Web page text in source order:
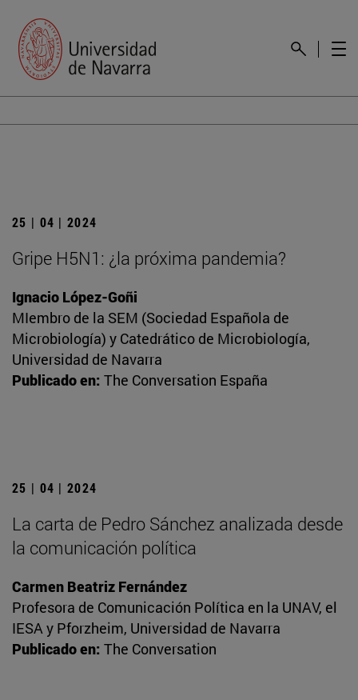
25 | 04 | 2024
Gripe H5N1: ¿la próxima pandemia?
Ignacio López-Goñi
MIembro de la SEM (Sociedad Española de
Microbiología) y Catedrático de Microbiología,
Universidad de Navarra
Publicado en: The Conversation España
25 | 04 | 2024
La carta de Pedro Sánchez analizada desde
la comunicación política
Carmen Beatriz Fernández
Profesora de Comunicación Política en la UNAV, el
IESA y Pforzheim, Universidad de Navarra
Publicado en: The Conversation